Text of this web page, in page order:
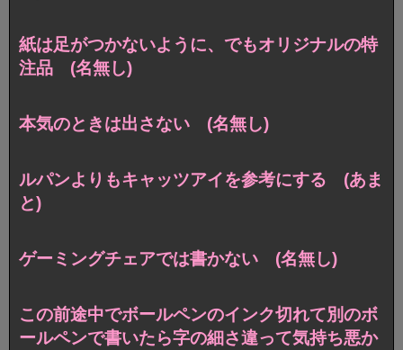
紙は足がつかないように、でもオリジナルの特
注品 (名無し)
本気のときは出さない (名無し)
ルパンよりもキャッツアイを参考にする (あま
と)
ゲーミングチェアでは書かない (名無し)
この前途中でボールペンのインク切れて別のボ
ールペンで書いたら字の細さ違って気持ち悪か